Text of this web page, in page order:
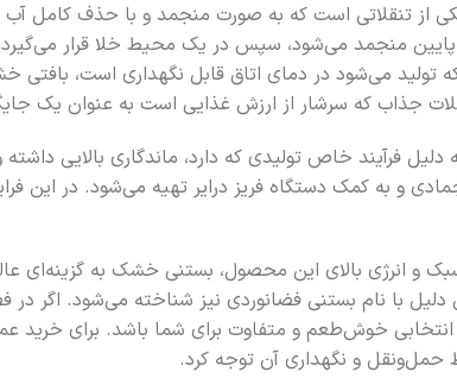
تنقلاتی است که به صورت منجمد و با حذف کامل آب از
منجمد می‌شود، سپس در یک محیط خلا قرار می‌گیرد
می‌شود در دمای اتاق قابل نگهداری است، بافتی
جذاب که سرشار از ارزش غذایی است به عنوان یک
فرآیند خاص تولیدی که دارد، ماندگاری بالایی
و انرژی بالای این محصول، بستنی خشک به گزینه‌ای
با نام بستنی فضانوردی نیز شناخته می‌شود. اگر در
خوش‌طعم و متفاوت برای شما باشد. برای
حمل‌ونقل و نگهداری آن توجه کرد.